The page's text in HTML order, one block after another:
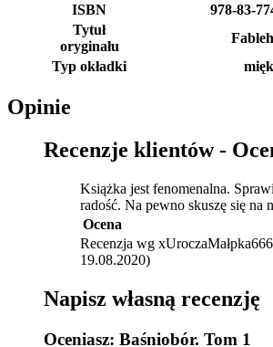
ISBN
978-83-
Tytuł
oryginału
Typ okładki
Opinie
Recenzje klientów -
Książka jest fenomenalna.
radość. Na pewno skuszę się na
Ocena
Recenzja wg
19.08.2020)
Napisz własną recenzję
Oceniasz: Baśniobór. Tom 1